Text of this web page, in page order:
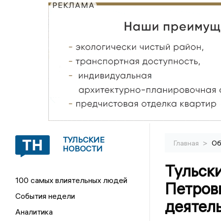
РЕКЛАМА
ТУЛЬСКИЕ
НОВОСТИ
100 самых влиятельных людей
События недели
Аналитика
Главная >